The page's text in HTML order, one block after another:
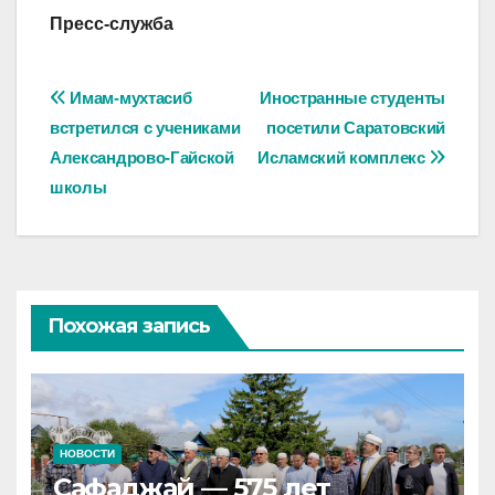
Пресс-служба
Навигация
по
записям
Иностранные студенты
посетили Саратовский
Исламский комплекс
Имам-мухтасиб
встретился с учениками
Александрово-Гайской
школы
Похожая запись
НОВОСТИ
Сафаджай — 575 лет